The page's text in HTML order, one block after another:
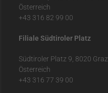
Österreich
+43 316 82 99 00
Filiale Südtiroler Platz
Südtiroler Platz 9, 8020 Graz
Österreich
+43 316 77 39 00